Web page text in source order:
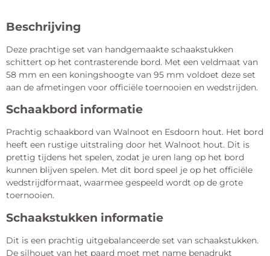
Beschrijving
Deze prachtige set van handgemaakte schaakstukken
schittert op het contrasterende bord. Met een veldmaat van
58 mm en een koningshoogte van 95 mm voldoet deze set
aan de afmetingen voor officiële toernooien en wedstrijden.
Schaakbord informatie
Prachtig schaakbord van Walnoot en Esdoorn hout. Het bord
heeft een rustige uitstraling door het Walnoot hout. Dit is
prettig tijdens het spelen, zodat je uren lang op het bord
kunnen blijven spelen. Met dit bord speel je op het officiële
wedstrijdformaat, waarmee gespeeld wordt op de grote
toernooien.
Schaakstukken informatie
Dit is een prachtig uitgebalanceerde set van schaakstukken.
De silhouet van het paard moet met name benadrukt